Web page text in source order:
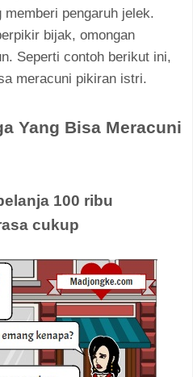
pengaruh jelek.
bijak, omongan
Seperti contoh berikut ini,
meracuni pikiran istri.
Yang Bisa Meracuni
100 ribu
cukup